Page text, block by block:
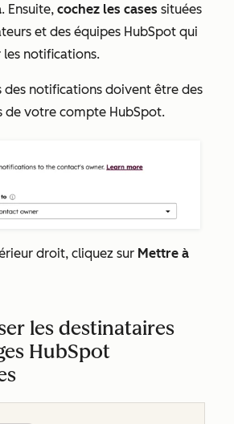
. Ensuite, cochez les cases situées
et des équipes HubSpot qui
notifications.
des notifications doivent être des
de votre compte HubSpot.
droit, cliquez sur Mettre à
les destinataires
HubSpot